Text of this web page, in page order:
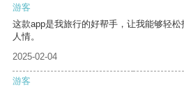
游客
这款app是我旅行的好帮手，让我能够轻
人情。
2025-02-04
游客